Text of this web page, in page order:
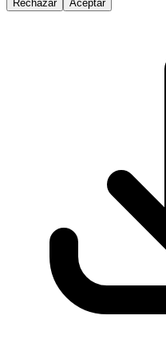
Rechazar Aceptar